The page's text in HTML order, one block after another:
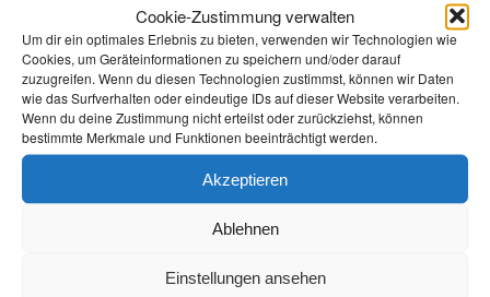
Cookie-Zustimmung verwalten
Um dir ein optimales Erlebnis zu bieten, verwenden wir Technologien wie
Cookies, um Geräteinformationen zu speichern und/oder darauf
zuzugreifen. Wenn du diesen Technologien zustimmst, können wir Daten
wie das Surfverhalten oder eindeutige IDs auf dieser Website verarbeiten.
Wenn du deine Zustimmung nicht erteilst oder zurückziehst, können
bestimmte Merkmale und Funktionen beeinträchtigt werden.
Akzeptieren
Ablehnen
Einstellungen ansehen
Fraktionsvorsitzende der Fraktion DIE LINKE/Die
PARTEI im Kreistag Havelland, Andrea Johlige, MdL,
und Aufsichtsratsmitglied Harald Petzold:
„Die Nachricht von der Wiedereröffnung des Kreißsaals
an der Havellandklinik in Nauen ist eine frohe
Botschaft zum Jahresende. Noch vor wenigen Wochen
schien die Lage mehr als kompliziert. Aber Belegschaft
und Management der Kliniken-Gruppe haben in ihrem
Fachpersonal für den Kreißsaal zu gewinnen und an
Erfolg gratulieren wir herzlich und danken allen daran